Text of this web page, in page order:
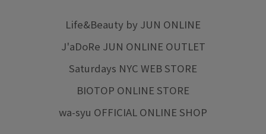
Life&Beauty by JUN ONLINE
J'aDoRe JUN ONLINE OUTLET
Saturdays NYC WEB STORE
BIOTOP ONLINE STORE
wa-syu OFFICIAL ONLINE SHOP